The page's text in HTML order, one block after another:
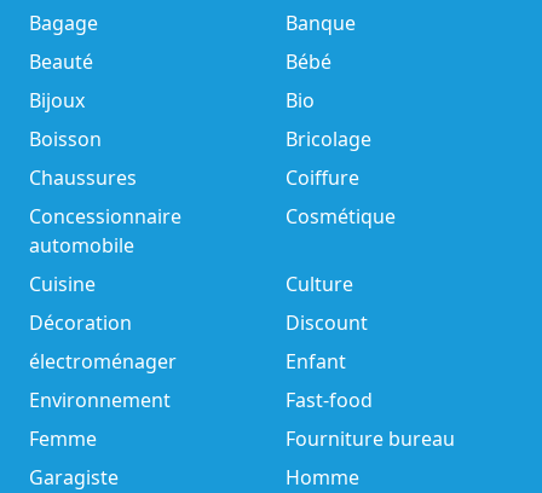
Bagage
Banque
Beauté
Bébé
Bijoux
Bio
Boisson
Bricolage
Chaussures
Coiffure
Concessionnaire
automobile
Cosmétique
Cuisine
Culture
Décoration
Discount
électroménager
Enfant
Environnement
Fast-food
Femme
Fourniture bureau
Garagiste
Homme